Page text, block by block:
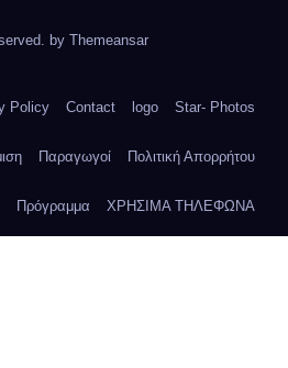
by Themeansar
Policy Contact logo Star- Photos
Παραγωγοί Πολιτική Απορρήτου
Πρόγραμμα ΧΡΗΣΙΜΑ ΤΗΛΕΦΩΝΑ